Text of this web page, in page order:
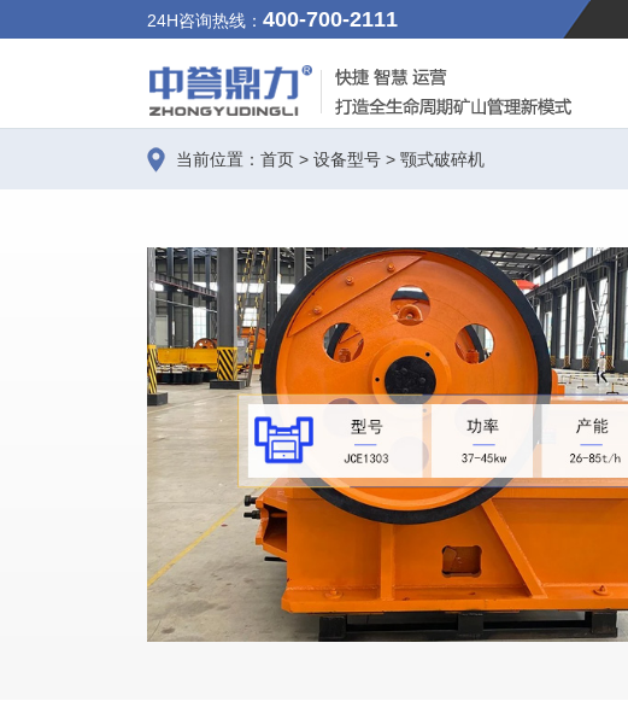
24H咨询热线： 400-700-2111
当前位置： 首页 > 设备型号 > 颚式破碎机